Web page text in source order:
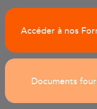
Accéder à nos
Documents